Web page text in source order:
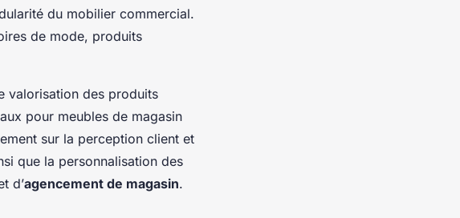
du mobilier commercial.
de mode, produits
valorisation des produits
pour meubles de magasin
sur la perception client et
que la personnalisation des
d’agencement de magasin.